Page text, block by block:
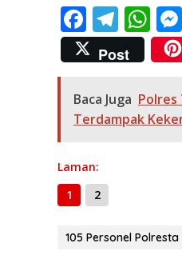
F
ac
e
b
o
k
T
el
e
gr
a
W
h
at
s
A
Post
Baca Juga Polres
Terdampak
Laman:
1
2
105 Personel